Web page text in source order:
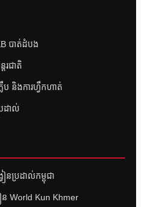
បាត់ដំបង
រជាតិ
ប និងការហ្វឹកហាត់
ដាល់
នប្រដាល់កម្ពុជា
World Kun Khmer